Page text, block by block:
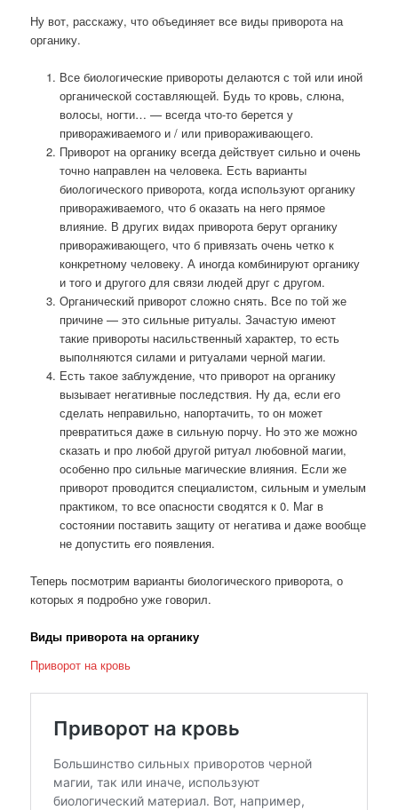
Ну вот, расскажу, что объединяет все виды приворота на
органику.
Все биологические привороты делаются с той или иной
органической составляющей. Будь то кровь, слюна,
волосы, ногти… — всегда что-то берется у
привораживаемого и / или привораживающего.
Приворот на органику всегда действует сильно и очень
точно направлен на человека. Есть варианты
биологического приворота, когда используют органику
привораживаемого, что б оказать на него прямое
влияние. В других видах приворота берут органику
привораживающего, что б привязать очень четко к
конкретному человеку. А иногда комбинируют органику
и того и другого для связи людей друг с другом.
Органический приворот сложно снять. Все по той же
причине — это сильные ритуалы. Зачастую имеют
такие привороты насильственный характер, то есть
выполняются силами и ритуалами черной магии.
Есть такое заблуждение, что приворот на органику
вызывает негативные последствия. Ну да, если его
сделать неправильно, напортачить, то он может
превратиться даже в сильную порчу. Но это же можно
сказать и про любой другой ритуал любовной магии,
особенно про сильные магические влияния. Если же
приворот проводится специалистом, сильным и умелым
практиком, то все опасности сводятся к 0. Маг в
состоянии поставить защиту от негатива и даже вообще
не допустить его появления.
Теперь посмотрим варианты биологического приворота, о
которых я подробно уже говорил.
Виды приворота на органику
Приворот на кровь